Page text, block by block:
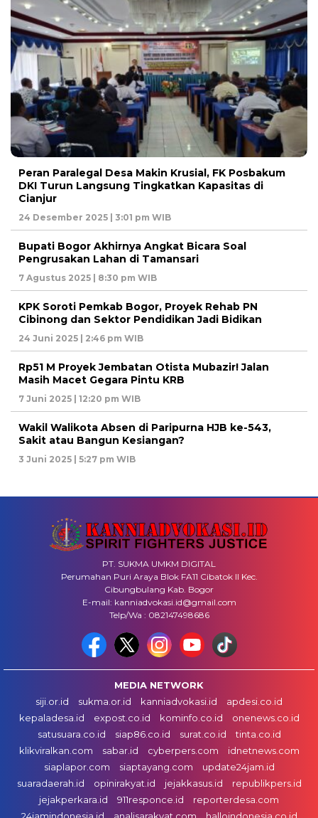
Peran Paralegal Desa Makin Krusial, FK Posbakum
DKI Turun Langsung Tingkatkan Kapasitas di
Cianjur
24 Desember 2025 | 3:01 pm WIB
Bupati Bogor Akhirnya Angkat Bicara Soal
Pengrusakan Lahan di Tamansari
7 Agustus 2025 | 8:30 pm WIB
KPK Soroti Pemkab Bogor, Proyek Rehab PN
Cibinong dan Sektor Pendidikan Jadi Bidikan
24 Juni 2025 | 2:46 pm WIB
Rp51 M Proyek Jembatan Otista Mubazir! Jalan
Masih Macet Gegara Pintu KRB
7 Juni 2025 | 12:20 pm WIB
Wakil Walikota Absen di Paripurna HJB ke-543,
Sakit atau Bangun Kesiangan?
3 Juni 2025 | 5:27 pm WIB
PT. SUKMA UMKM DIGITAL
Perumahan Puri Araya Blok FA11 Cibatok II Kec.
Cibungbulang Kab. Bogor
E-mail: kanniadvokasi.id@gmail.com
Telp/Wa : 082147498686
MEDIA NETWORK
siji.or.id
sukma.or.id kanniadvokasi.id
apdesi.co.id
kepaladesa.id
expost.co.id kominfo.co.id
onenews.co.id
satusuara.co.id
siap86.co.id surat.co.id
tinta.co.id
klikviralkan.com
sabar.id cyberpers.com
idnetnews.com
siaplapor.com
siaptayang.com
update24jam.id
suaradaerah.id
opinirakyat.id jejakkasus.id
republikpers.id
jejakperkara.id
911responce.id
reporterdesa.com